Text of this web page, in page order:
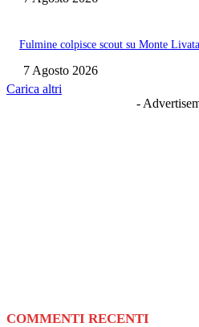
Fulmine colpisce scout su Monte
7 Agosto 2026
Carica altri
-
COMMENTI RECENTI